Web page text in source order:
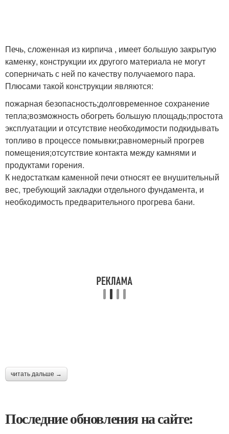
Печь, сложенная из кирпича , имеет большую закрытую
каменку, конструкции их другого материала не могут
соперничать с ней по качеству получаемого пара.
Плюсами такой конструкции являются:
пожарная безопасность;долговременное сохранение
тепла;возможность обогреть большую площадь;простота
эксплуатации и отсутствие необходимости подкидывать
топливо в процессе помывки;равномерный прогрев
помещения;отсутствие контакта между камнями и
продуктами горения.
К недостаткам каменной печи относят ее внушительный
вес, требующий закладки отдельного фундамента, и
необходимость предварительного прогрева бани.
читать дальше →
Последние обновления на сайте: